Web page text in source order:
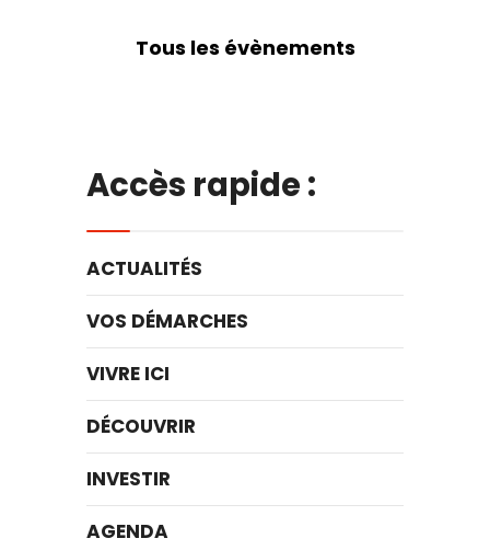
Tous les évènements
Accès rapide :
ACTUALITÉS
VOS DÉMARCHES
VIVRE ICI
DÉCOUVRIR
INVESTIR
AGENDA